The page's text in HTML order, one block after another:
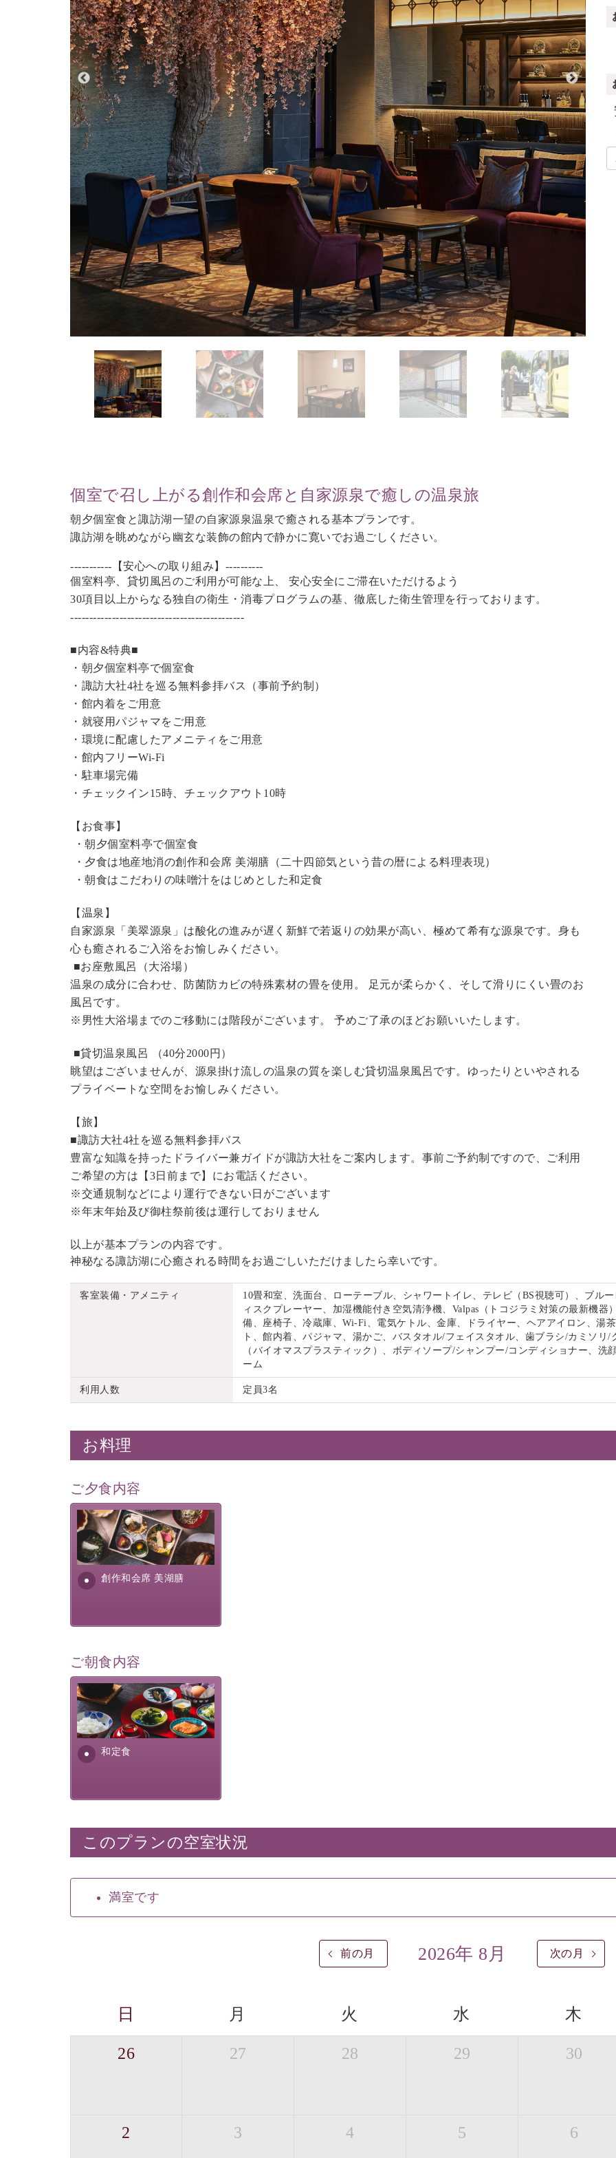
個室で召し上がる創作和会席と自家源泉で癒しの温泉旅
朝夕個室食と諏訪湖一望の自家源泉温泉で癒される基本プランです。
諏訪湖を眺めながら幽玄な装飾の館内で静かに寛いでお過ごしください。
-----------【安心への取り組み】----------
個室料亭、貸切風呂のご利用が可能な上、 安心安全にご滞在いただけるよう
30項目以上からなる独自の衛生・消毒プログラムの基、徹底した衛生管理を行っております。
----------------------------------------------
■内容&特典■
・朝夕個室料亭で個室食
・諏訪大社4社を巡る無料参拝バス（事前予約制）
・館内着をご用意
・就寝用パジャマをご用意
・環境に配慮したアメニティをご用意
・館内フリーWi-Fi
・駐車場完備
・チェックイン15時、チェックアウト10時
【お食事】
・朝夕個室料亭で個室食
・夕食は地産地消の創作和会席 美湖膳（二十四節気という昔の暦による料理表現）
・朝食はこだわりの味噌汁をはじめとした和定食
【温泉】
自家源泉「美翠源泉」は酸化の進みが遅く新鮮で若返りの効果が高い、極めて希有な源泉です。身も
心も癒されるご入浴をお愉しみください。
■お座敷風呂（大浴場）
温泉の成分に合わせ、防菌防カビの特殊素材の畳を使用。 足元が柔らかく、そして滑りにくい畳のお
風呂です。
※男性大浴場までのご移動には階段がございます。 予めご了承のほどお願いいたします。
■貸切温泉風呂 （40分2000円）
眺望はございませんが、源泉掛け流しの温泉の質を楽しむ貸切温泉風呂です。ゆったりといやされる
プライベートな空間をお愉しみください。
【旅】
■諏訪大社4社を巡る無料参拝バス
豊富な知識を持ったドライバー兼ガイドが諏訪大社をご案内します。事前ご予約制ですので、ご利用
ご希望の方は【3日前まで】にお電話ください。
※交通規制などにより運行できない日がございます
※年末年始及び御柱祭前後は運行しておりません
以上が基本プランの内容です。
神秘なる諏訪湖に心癒される時間をお過ごしいただけましたら幸いです。
客室装備・アメニティ
10畳和室、洗面台、ローテーブル、シャワートイレ、テレビ（BS視聴可）、ブル
ィスクプレーヤー、加湿機能付き空気清浄機、Valpas（トコジラミ対策の最新機器
備、座椅子、冷蔵庫、Wi-Fi、電気ケトル、金庫、ドライヤー、ヘアアイロン、湯
ト、館内着、パジャマ、湯かご、バスタオル/フェイスタオル、歯ブラシ/カミソリ/
（バイオマスプラスティック）、ボディソープ/シャンプー/コンディショナー、洗
ーム
利用人数 定員3名
お料理
ご夕食内容
創作和会席 美湖膳
美湖膳とは諏訪の地で特別を
提供する為に料理長・神原 裕
明が考え出した創作和会席で
す。美しい諏訪湖の幸...
ご朝食内容
和定食
さっぱりとした和食膳に使わ
れる食材は、諏訪の名産品を
ふんだんに取り入れ、安心・
安全を心掛けた長野県産...
このプランの空室状況
満室です
前の月 2026年 8月 次の月
日 月 火 水 木
26 27 28 29 30
2 3 4 5 6